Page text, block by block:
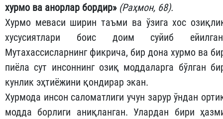
хурмо ва анорлар бордир»(Раҳмон, 68).
Хурмо меваси ширин таъми ва ўзига хос
хусусиятлари боис доим суйиб
Мутахассисларнинг фикрича, бир дона хурмо ва
пиёла сут инсоннинг озиқ моддаларга бўлган
кунлик эҳтиёжини қондирар экан.
Хурмода инсон саломатлиги учун зарур ўндан
модда борлиги аниқланган. Улардан бири